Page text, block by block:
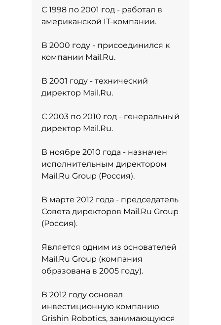
С 1998 по 2001 год - работал в
американской IT-компании.
В 2000 году - присоединился к
компании Mail.Ru.
В 2001 году - технический
директор Mail.Ru.
С 2003 по 2010 год - генеральный
директор Mail.Ru.
В ноябре 2010 года - назначен
исполнительным директором
Mail.Ru Group (Россия).
В марте 2012 года - председатель
Совета директоров Mail.Ru Group
(Россия).
Является одним из основателей
Mail.Ru Group (компания
образована в 2005 году).
В 2012 году основал
инвестиционную компанию
Grishin Robotics, занимающуюся